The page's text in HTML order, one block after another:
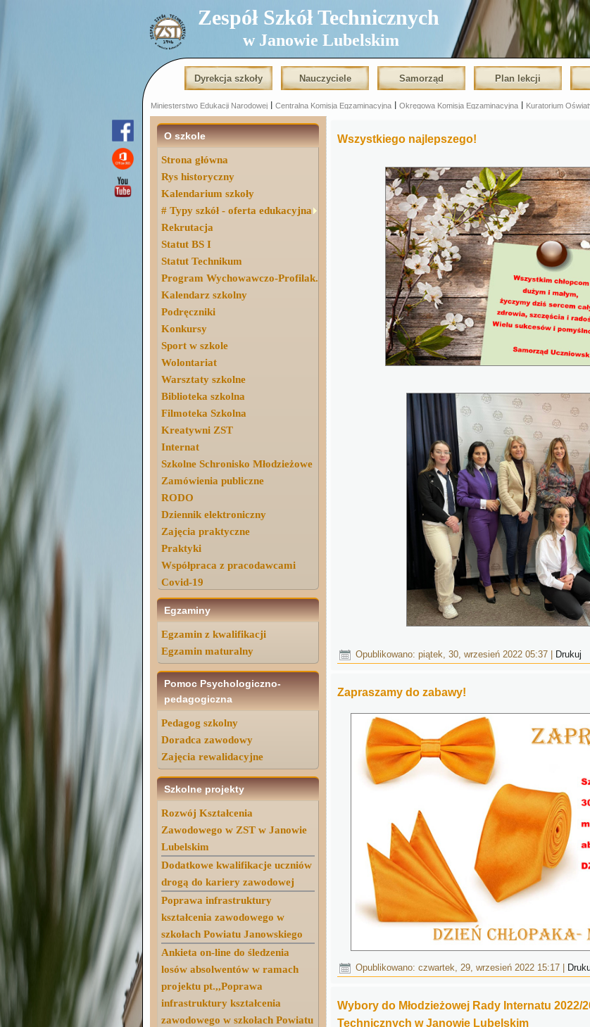
Zespół Szkół Technicznych
w Janowie Lubelskim
Dyrekcja szkoły Nauczyciele Samorząd Plan lekcji
Miniesterstwo Edukacji Narodowej |Centralna Komisja Egzaminacyjna |Okręgowa Komisja Egzaminacyjna Kuratorium
|
O szkole
Strona główna
Rys historyczny
Kalendarium szkoły
# Typy szkół - oferta edukacyjna
Rekrutacja
Statut BS I
Statut Technikum
Program Wychowawczo-Profilak.
Kalendarz szkolny
Podręczniki
Konkursy
Sport w szkole
Wolontariat
Warsztaty szkolne
Biblioteka szkolna
Filmoteka Szkolna
Kreatywni ZST
Internat
Szkolne Schronisko Młodzieżowe
Zamówienia publiczne
RODO
Dziennik elektroniczny
Zajęcia praktyczne
Praktyki
Współpraca z pracodawcami
Covid-19
Egzaminy
Egzamin z kwalifikacji
Egzamin maturalny
Pomoc Psychologiczno-
pedagogiczna
Pedagog szkolny
Doradca zawodowy
Zajęcia rewalidacyjne
Szkolne projekty
Rozwój Kształcenia
Zawodowego w ZST w Janowie
Lubelskim
Dodatkowe kwalifikacje uczniów
drogą do kariery zawodowej
Poprawa infrastruktury
kształcenia zawodowego w
szkołach Powiatu Janowskiego
Ankieta on-line do śledzenia
losów absolwentów w ramach
projektu pt.,,Poprawa
infrastruktury kształcenia
zawodowego w szkołach Powiatu
Wszystkiego najlepszego!
Opublikowano: piątek, 30, wrzesień 2022 05:37 Drukuj
Zapraszamy do zabawy!
Opublikowano: czwartek, 29, wrzesień 2022 15:17
Wybory do Młodzieżowej Rady Internatu 2022/
Technicznych w Janowie Lubelskim